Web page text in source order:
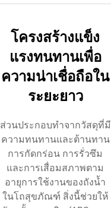
โครงสร้างแข็ง
แรงทนทานเพื่อ
ความน่าเชื่อถือใน
ระยะยาว
ส่วนประกอบทำจากวัสดุที่มี
ความทนทานและต้านทาน
การกัดกร่อน การรั่วซึม
และการเสื่อมสภาพตาม
อายุการใช้งานของถังน้ำ
ในโถสุขภัณฑ์ สิ่งนี้ช่วยให้